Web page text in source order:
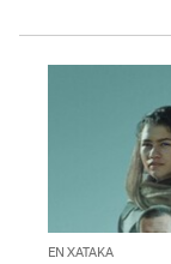
EN XATAKA